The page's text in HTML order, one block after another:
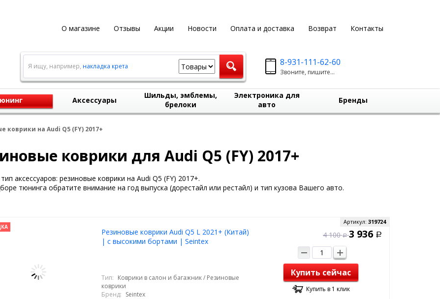
О магазине Отзывы Акции Новости Оплата и доставка Возврат Контакты
8-931-111-62-60
Звоните, пишите...
Я ищу, например, накладка крета
Аксессуары
Шильды, эмблемы,
брелоки
Электроника для
авто
Бренды
коврики на Audi Q5 (FY) 2017+
коврики для Audi Q5 (FY) 2017+
аксессуаров: резиновые коврики на Audi Q5 (FY) 2017+.
тюнинга обратите внимание на год выпуска (дорестайл или рестайл) и тип кузова Вашего авто.
Резиновые коврики Audi Q5 L 2021+ (Китай)
| с высокими бортами | Seintex
Артикул: 319724
Тип: Коврики в салон и багажник / Резиновые
коврики
Бренд: Seintex
4 100 Р 3 936 Р
Купить сейчас
Купить в 1 клик